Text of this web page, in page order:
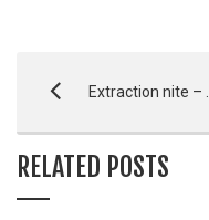
Extraction nite – Plan d’eau d’Embrun
RELATED POSTS